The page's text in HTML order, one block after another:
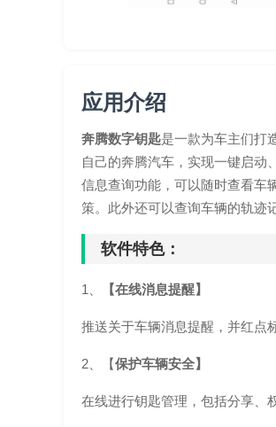
应用介绍
奔腾数字钥匙是一款为车主们打
自己的奔腾汽车，实现一键启动
信息查询功能，可以随时查看车
策。此外还可以查询车辆的轨迹
软件特色：
1、 【在线消息提醒】
推送关于车辆消息提醒，并红点
2、【保护车辆安全】
在线进行钥匙管理，包括分享、